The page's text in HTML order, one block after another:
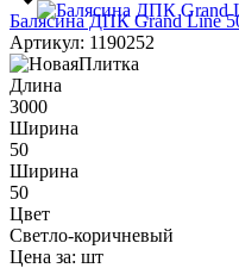
Балясина ДПК Grand Line
Артикул: 1190252
Длина
3000
Ширина
50
Ширина
50
Цвет
Светло-коричневый
Цена за: шт